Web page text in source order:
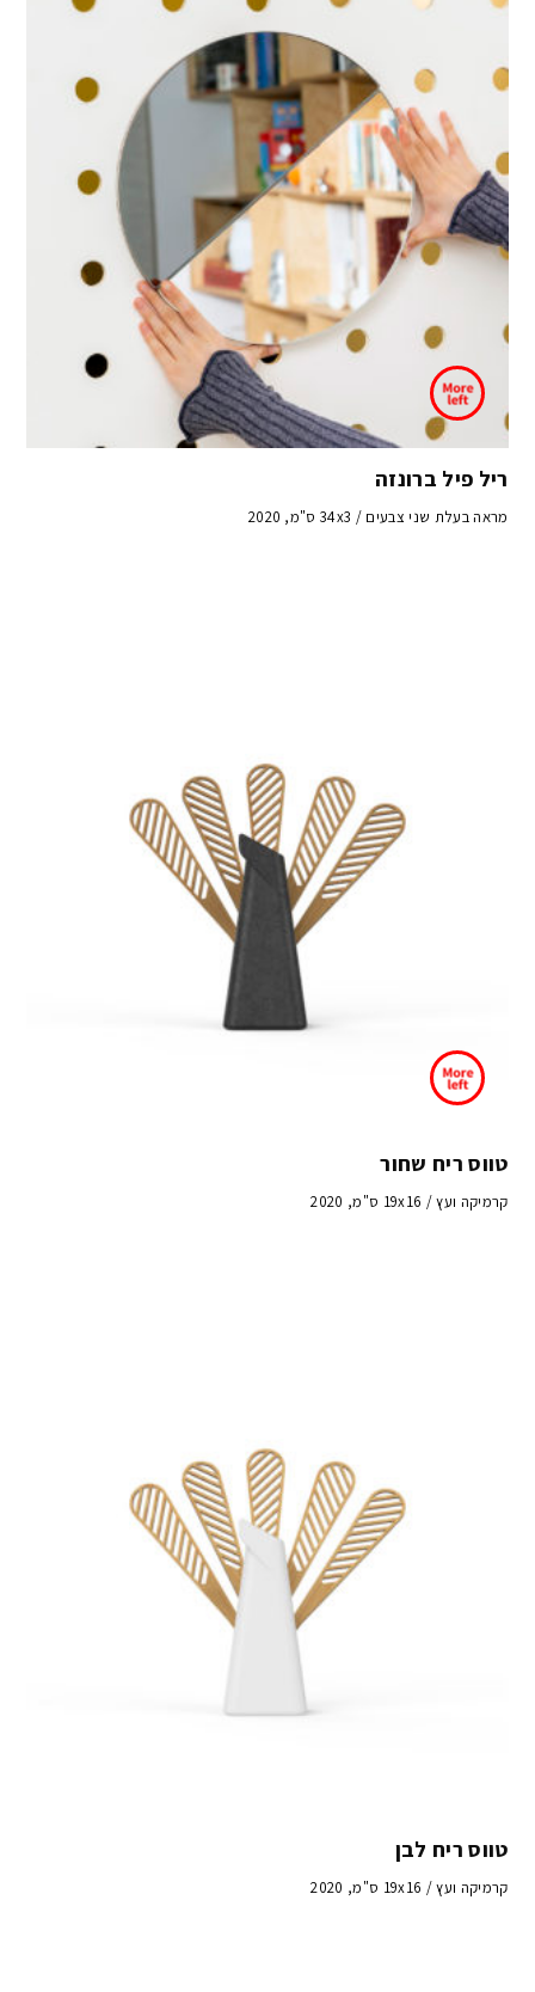
ריל פיל ברונזה
מראה בעלת שני צבעים / 34x3 ס"מ, 2020
טווס ריח שחור
קרמיקה ועץ / 19x16 ס"מ, 2020
טווס ריח לבן
קרמיקה ועץ / 19x16 ס"מ, 2020